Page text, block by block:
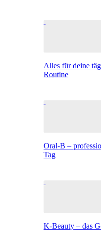
Alles für deine
Routine
Oral-B –
Tag
K-Beauty – das